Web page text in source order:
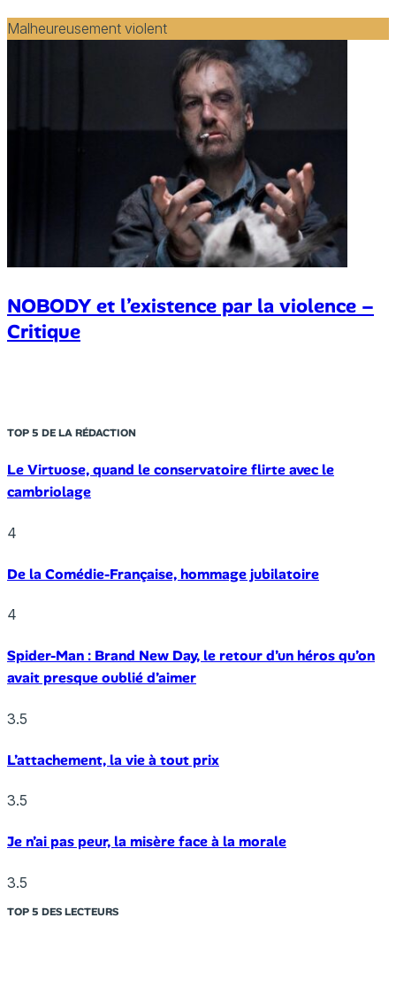
Malheureusement violent
NOBODY et l’existence par la violence –
Critique
TOP 5 DE LA RÉDACTION
Le Virtuose, quand le conservatoire flirte avec le
cambriolage
4
De la Comédie-Française, hommage jubilatoire
4
Spider-Man : Brand New Day, le retour d’un héros qu’on
avait presque oublié d’aimer
3.5
L’attachement, la vie à tout prix
3.5
Je n’ai pas peur, la misère face à la morale
3.5
TOP 5 DES LECTEURS